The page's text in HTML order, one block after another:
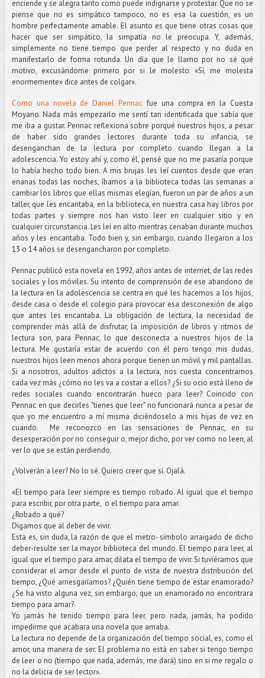
enciende y se alegra tanto como puede indignarse y protestar. Que no se
piense que no es simpático tampoco, no es esa la cuestión, es un
hombre perfectamente amable. El asunto es que tiene otras cosas que
hacer que ser simpático, la simpatía no le preocupa. Y, además,
simplemente no tiene tiempo que perder al respecto y no duda en
manifestarlo de forma rotunda. Un día que le llamo por no sé qué
motivo, excusándome primero por si le molesto: «Sí, me molesta
enormemente» dice antes de colgar».
Como una novela de Daniel Pennacfue una compra en la Cuesta
Moyano. Nada más empezarlo me sentí tan identificada que sabía que
me iba a gustar. Pennac reflexiona sobre porqué nuestros hijos, a pesar
de haber sido grandes lectores durante toda su infancia, se
desenganchan de la lectura por completo cuando llegan a la
adolescencia. Yo estoy ahí y, como él, pensé que no me pasaría porque
lo había hecho todo bien. A mis brujas les leí cuentos desde que eran
enanas todas las noches, íbamos a la biblioteca todas las semanas a
cambiar los libros que ellas mismas elegían, fueron un par de años a un
taller, que les encantaba, en la biblioteca, en nuestra casa hay libros por
todas partes y siempre nos han visto leer en cualquier sitio y en
cualquier circunstancia. Les leí en alto mientras cenaban durante muchos
años y les encantaba. Todo bien y, sin embargo, cuando llegaron a los
13 o 14 años se desengancharon por completo.
Pennac publicó esta novela en 1992, años antes de internet, de las redes
sociales y los móviles. Su intento de comprensión de ese abandono de
la lectura en la adolescencia se centra en qué les hacemos a los hijos,
desde casa o desde el colegio para provocar esa desconexión de algo
que antes les encantaba. La obligación de lectura, la necesidad de
comprender más allá de disfrutar, la imposición de libros y ritmos de
lectura son, para Pennac, lo que desconecta a nuestros hijos de la
lectura. Me gustaría estar de acuerdo con él pero tengo mis dudas,
nuestros hijos leen menos ahora porque tienen un móvil y mil pantallas.
Si a nosotros, adultos adictos a la lectura, nos cuesta concentrarnos
cada vez más ¿cómo no les va a costar a ellos? ¿Si su ocio está lleno de
redes sociales cuando encontrarán hueco para leer? Coincido con
Pennac en que decirles "tienes que leer" no funcionará nunca a pesar de
que yo me encuentro a mí misma diciéndoselo a mis hijas de vez en
cuando. Me reconozco en las sensaciones de Pennac, en su
desesperación por no conseguir o, mejor dicho, por ver como no leen, al
ver lo que se están perdiendo.
¿Volverán a leer? No lo sé. Quiero creer que sí. Ojalá.
«El tiempo para leer siempre es tiempo robado. Al igual que el tiempo
para escribir, por otra parte, o el tiempo para amar.
¿Robado a qué?
Digamos que al deber de vivir.
Esta es, sin duda, la razón de que el metro- símbolo arraigado de dicho
deber-resulte ser la mayor biblioteca del mundo. El tiempo para leer, al
igual que el tiempo para amar, dilata el tiempo de vivir. Si tuviéramos que
considerar el amor desde el punto de vista de nuestra distribución del
tiempo, ¿Qué arriesgaríamos? ¿Quién tiene tiempo de estar enamorado?
¿Se ha visto alguna vez, sin embargo, que un enamorado no encontrara
tiempo para amar?
Yo jamás he tenido tiempo para leer, pero nada, jamás, ha podido
impedirme que acabara una novela que amaba.
La lectura no depende de la organización del tiempo social, es, como el
amor, una manera de ser. El problema no está en saber si tengo tiempo
de leer o no (tiempo que nada, además, me dará) sino en si me regalo o
no la delicia de ser lector».